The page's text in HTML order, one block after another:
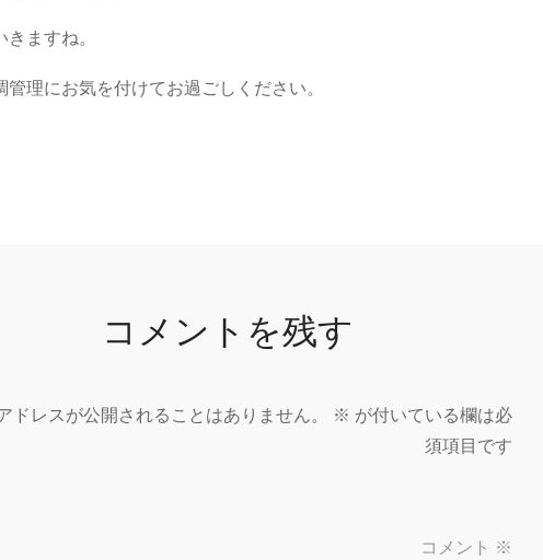
ますね。
理にお気を付けてお過ごしください。
コメントを残す
ドレスが公開されることはありません。 ※ が付いている欄は必
須項目です
コメント ※